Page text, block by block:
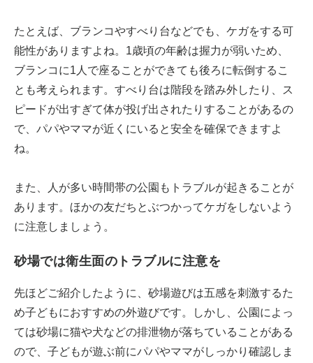
たとえば、ブランコやすべり台などでも、ケガをする可
能性がありますよね。1歳頃の年齢は握力が弱いため、
ブランコに1人で座ることができても後ろに転倒するこ
とも考えられます。すべり台は階段を踏み外したり、ス
ピードが出すぎて体が投げ出されたりすることがあるの
で、パパやママが近くにいると安全を確保できますよ
ね。
また、人が多い時間帯の公園もトラブルが起きることが
あります。ほかの友だちとぶつかってケガをしないよう
に注意しましょう。
砂場では衛生面のトラブルに注意を
先ほどご紹介したように、砂場遊びは五感を刺激するた
め子どもにおすすめの外遊びです。しかし、公園によっ
ては砂場に猫や犬などの排泄物が落ちていることがある
ので、子どもが遊ぶ前にパパやママがしっかり確認しま